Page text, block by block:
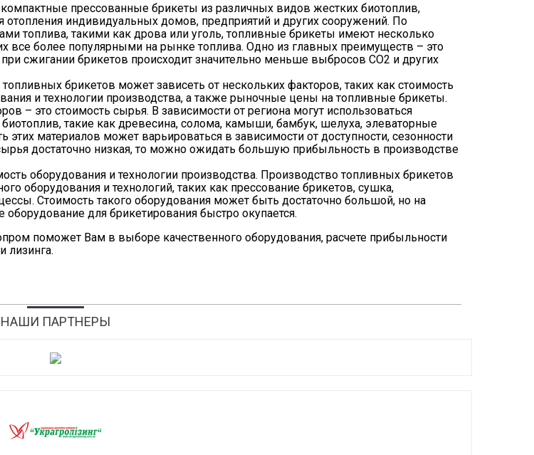
прессованные брикеты из различных видов жестких биотоплив,
отопления индивидуальных домов, предприятий и других сооружений. По
топлива, такими как дрова или уголь, топливные брикеты имеют несколько
все более популярными на рынке топлива. Одно из главных преимуществ – это
при сжигании брикетов происходит значительно меньше выбросов CO2 и других
брикетов может зависеть от нескольких факторов, таких как стоимость
и технологии производства, а также рыночные цены на топливные брикеты.
– это стоимость сырья. В зависимости от региона могут использоваться
такие как древесина, солома, камыши, бамбук, шелуха, элеваторные
этих материалов может варьироваться в зависимости от доступности, сезонности
достаточно низкая, то можно ожидать большую прибыльность в производстве
оборудования и технологии производства. Производство топливных брикетов
оборудования и технологий, таких как прессование брикетов, сушка,
Стоимость такого оборудования может быть достаточно большой, но на
оборудование для брикетирования быстро окупается.
поможет Вам в выборе качественного оборудования, расчете прибыльности
лизинга.
НАШИ ПАРТНЕРЫ